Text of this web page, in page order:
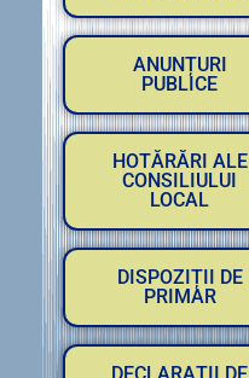
ANUNȚURI
PUBLICE
HOTĂRĂRI ALE
CONSILIULUI
LOCAL
DISPOZIȚII DE
PRIMAR
DECLARAȚII DE